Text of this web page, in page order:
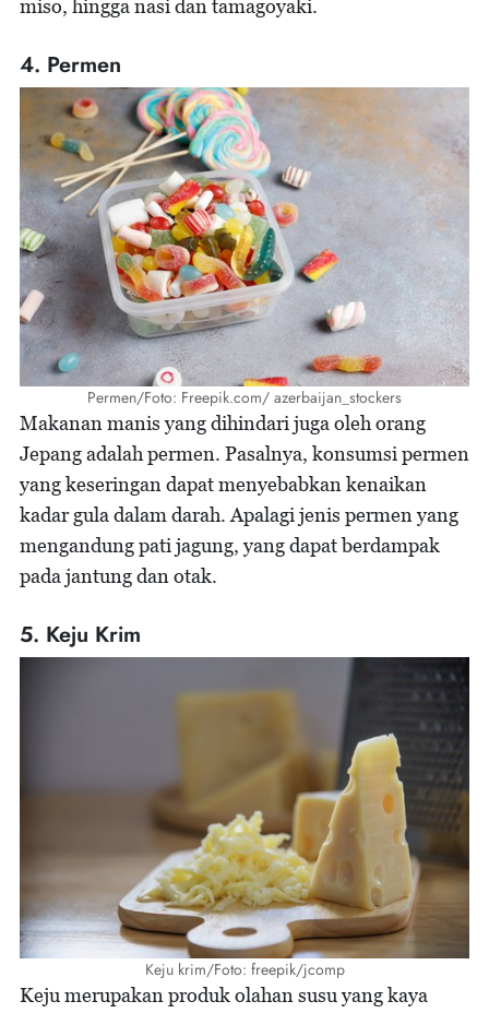
miso, hingga nasi dan tamagoyaki.
4. Permen
Permen/Foto: Freepik.com/ azerbaijan_stockers
Makanan manis yang dihindari juga oleh orang
Jepang adalah permen. Pasalnya, konsumsi permen
yang keseringan dapat menyebabkan kenaikan
kadar gula dalam darah. Apalagi jenis permen yang
mengandung pati jagung, yang dapat berdampak
pada jantung dan otak.
5. Keju Krim
Keju krim/Foto: freepik/jcomp
Keju merupakan produk olahan susu yang kaya